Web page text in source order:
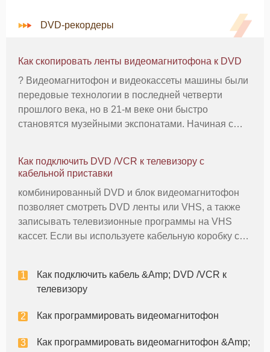
DVD-рекордеры
Как скопировать ленты видеомагнитофона к DVD
? Видеомагнитофон и видеокассеты машины были
передовые технологии в последней четверти
прошлого века, но в 21-м веке они быстро
становятся музейными экспонатами. Начиная с
Видеомагнитофон лента может работать в течение
Как подключить DVD /VCR к телевизору с
кабельной приставки
комбинированный DVD и блок видеомагнитофон
позволяет смотреть DVD ленты или VHS, а также
записывать телевизионные программы на VHS
кассет. Если вы используете кабельную коробку с
записи программирования от постав
Как подключить кабель &Amp; DVD /VCR к
телевизору
Как программировать видеомагнитофон
Как программировать видеомагнитофон &Amp;